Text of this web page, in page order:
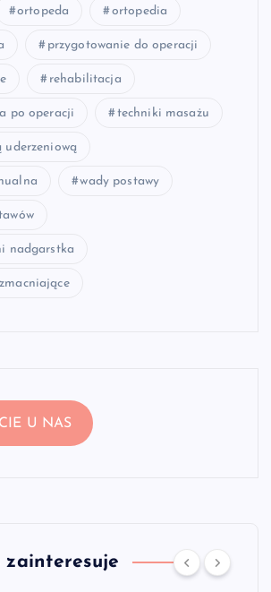
ortopeda ortopedia
przygotowanie do operacji
rehabilitacja
po operacji techniki masażu
wady postawy
nadgarstka
U NAS
zainteresuje